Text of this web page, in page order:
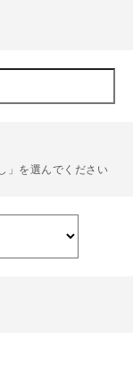
」を選んでください